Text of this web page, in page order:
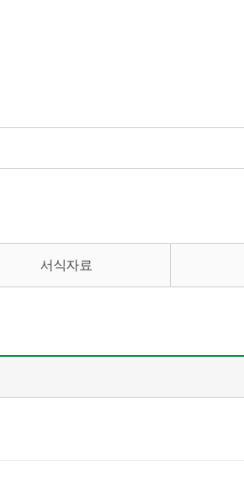
서식자료